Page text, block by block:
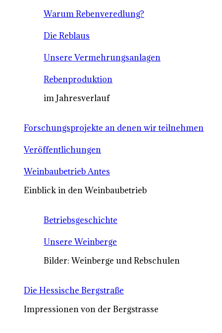
Warum Rebenveredlung?
Die Reblaus
Unsere Vermehrungsanlagen
Rebenproduktion
im Jahresverlauf
Forschungsprojekte an denen wir teilnehmen
Veröffentlichungen
Weinbaubetrieb Antes
Einblick in den Weinbaubetrieb
Betriebsgeschichte
Unsere Weinberge
Bilder: Weinberge und Rebschulen
Die Hessische Bergstraße
Impressionen von der Bergstrasse